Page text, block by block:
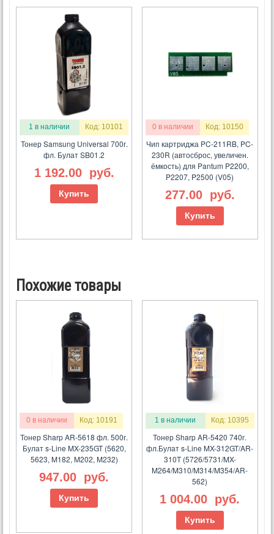
1 в наличии Код: 10101
Тонер Samsung Universal 700г.
фл. Булат SB01.2
1 192.00 руб.
Купить
0 в наличии Код: 10150
Чип картриджа PC-211RB, PC-
230R (автосброс, увеличен.
ёмкость) для Pantum P2200,
P2207, P2500 (V05)
277.00 руб.
Купить
Похожие товары
0 в наличии Код: 10191
Тонер Sharp AR-5618 фл. 500г.
Булат s-Line MX-235GT (5620,
5623, M182, M202, M232)
947.00 руб.
Купить
1 в наличии Код: 10395
Тонер Sharp AR-5420 740г.
фл.Булат s-Line MX-312GT/AR-
310T (5726/5731/MX-
M264/M310/M314/M354/AR-
562)
1 004.00 руб.
Купить